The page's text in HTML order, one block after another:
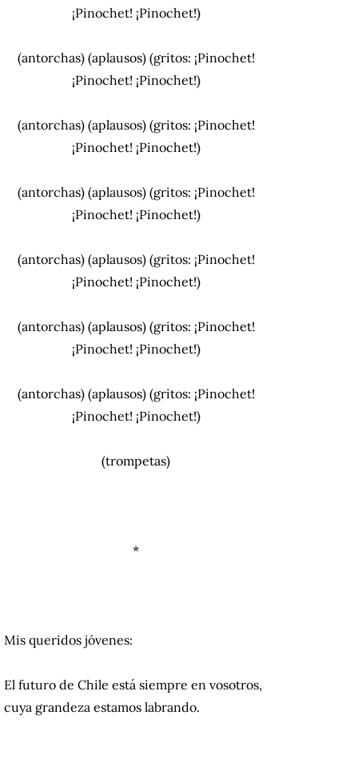
¡Pinochet! ¡Pinochet!)
(antorchas) (aplausos) (gritos: ¡Pinochet!
¡Pinochet! ¡Pinochet!)
(antorchas) (aplausos) (gritos: ¡Pinochet!
¡Pinochet! ¡Pinochet!)
(antorchas) (aplausos) (gritos: ¡Pinochet!
¡Pinochet! ¡Pinochet!)
(antorchas) (aplausos) (gritos: ¡Pinochet!
¡Pinochet! ¡Pinochet!)
(antorchas) (aplausos) (gritos: ¡Pinochet!
¡Pinochet! ¡Pinochet!)
(antorchas) (aplausos) (gritos: ¡Pinochet!
¡Pinochet! ¡Pinochet!)
(trompetas)
*
Mis queridos jóvenes:
El futuro de Chile está siempre en vosotros,
cuya grandeza estamos labrando.